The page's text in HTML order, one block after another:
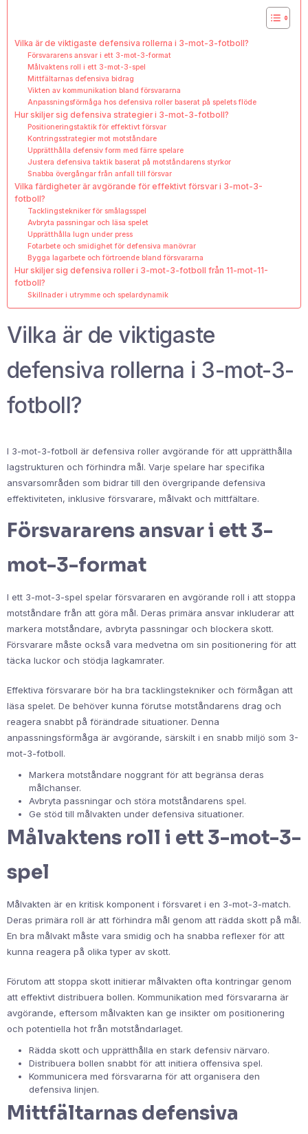
Vilka är de viktigaste defensiva rollerna i 3-mot-3-fotboll?
Försvararens ansvar i ett 3-mot-3-format
Målvaktens roll i ett 3-mot-3-spel
Mittfältarnas defensiva bidrag
Vikten av kommunikation bland försvararna
Anpassningsförmåga hos defensiva roller baserat på spelets flöde
Hur skiljer sig defensiva strategier i 3-mot-3-fotboll?
Positioneringstaktik för effektivt försvar
Kontringsstrategier mot motståndare
Upprätthålla defensiv form med färre spelare
Justera defensiva taktik baserat på motståndarens styrkor
Snabba övergångar från anfall till försvar
Vilka färdigheter är avgörande för effektivt försvar i 3-mot-3-
fotboll?
Tacklingstekniker för smålagsspel
Avbryta passningar och läsa spelet
Upprätthålla lugn under press
Fotarbete och smidighet för defensiva manövrar
Bygga lagarbete och förtroende bland försvararna
Hur skiljer sig defensiva roller i 3-mot-3-fotboll från 11-mot-11-
fotboll?
Skillnader i utrymme och spelardynamik
Vilka är de viktigaste
defensiva rollerna i 3-mot-3-
fotboll?
I 3-mot-3-fotboll är defensiva roller avgörande för att upprätthålla
lagstrukturen och förhindra mål. Varje spelare har specifika
ansvarsområden som bidrar till den övergripande defensiva
effektiviteten, inklusive försvarare, målvakt och mittfältare.
Försvararens ansvar i ett 3-
mot-3-format
I ett 3-mot-3-spel spelar försvararen en avgörande roll i att stoppa
motståndare från att göra mål. Deras primära ansvar inkluderar att
markera motståndare, avbryta passningar och blockera skott.
Försvarare måste också vara medvetna om sin positionering för att
täcka luckor och stödja lagkamrater.
Effektiva försvarare bör ha bra tacklingstekniker och förmågan att
läsa spelet. De behöver kunna förutse motståndarens drag och
reagera snabbt på förändrade situationer. Denna
anpassningsförmåga är avgörande, särskilt i en snabb miljö som 3-
mot-3-fotboll.
Markera motståndare noggrant för att begränsa deras
målchanser.
Avbryta passningar och störa motståndarens spel.
Ge stöd till målvakten under defensiva situationer.
Målvaktens roll i ett 3-mot-3-
spel
Målvakten är en kritisk komponent i försvaret i en 3-mot-3-match.
Deras primära roll är att förhindra mål genom att rädda skott på mål.
En bra målvakt måste vara smidig och ha snabba reflexer för att
kunna reagera på olika typer av skott.
Förutom att stoppa skott initierar målvakten ofta kontringar genom
att effektivt distribuera bollen. Kommunikation med försvararna är
avgörande, eftersom målvakten kan ge insikter om positionering
och potentiella hot från motståndarlaget.
Rädda skott och upprätthålla en stark defensiv närvaro.
Distribuera bollen snabbt för att initiera offensiva spel.
Kommunicera med försvararna för att organisera den
defensiva linjen.
Mittfältarnas defensiva